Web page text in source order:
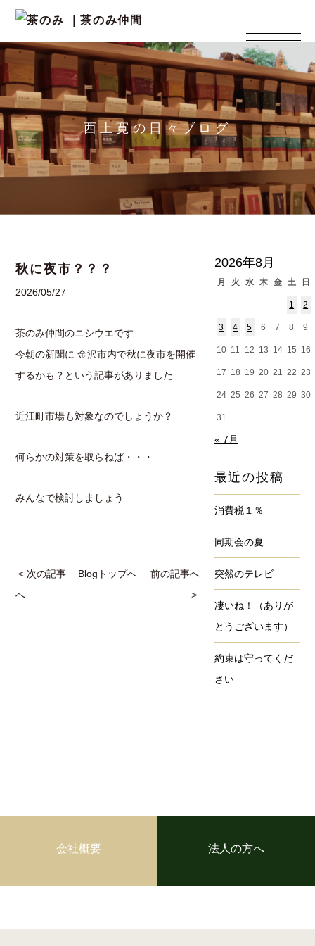
西上寛の日々ブログ
秋に夜市？？？
2026/05/27
茶のみ仲間のニシウエです
今朝の新聞に 金沢市内で秋に夜市を開催
するかも？という記事がありました
近江町市場も対象なのでしょうか？
何らかの対策を取らねば・・・
みんなで検討しましょう
< 次の記事
へ
Blogトップへ
前の記事へ
>
2026年8月
月 火 水 木 金 土 日
1 2
3 4 5 6 7 8 9
10 11 12 13 14 15 16
17 18 19 20 21 22 23
24 25 26 27 28 29 30
31
« 7月
最近の投稿
消費税１％
同期会の夏
突然のテレビ
凄いね！（ありが
とうございます）
約束は守ってくだ
さい
会社概要 法人の方へ